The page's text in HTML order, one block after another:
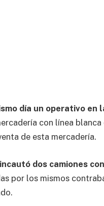
día un operativo en
con línea
de esta mercadería.
dos camiones
por los mismos